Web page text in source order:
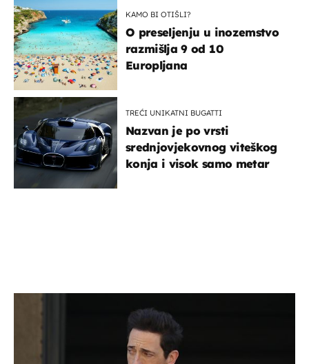
KAMO BI OTIŠLI?
O preseljenju u inozemstvo
razmišlja 9 od 10
Europljana
TREĆI UNIKATNI BUGATTI
Nazvan je po vrsti
srednjovjekovnog viteškog
konja i visok samo metar